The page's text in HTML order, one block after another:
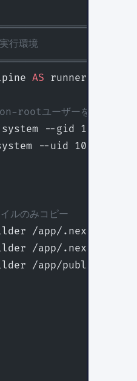
行環境
AS runner
rootユーザーを作成
--gid 1001
--uid 1001
ルのみコピー
/app/.next/
/app/.next/
/app/public ./